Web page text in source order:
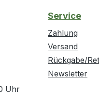
Uhr
Service
Zahlung
Versand
Rückgabe/
Newsletter